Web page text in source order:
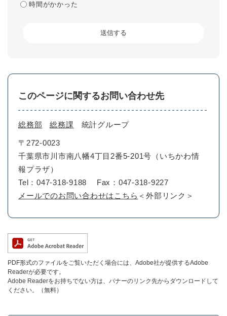
時間がかかった
このページに関するお問い合わせ先
総務部 総務課 統計グループ
〒272-0023
千葉県市川市南八幡4丁目2番5-201号（いちかわ情
報プラザ）
Tel：047-318-9188
Fax：047-318-9227
メールでのお問い合わせはこちら ＜外部リンク＞
PDF形式のファイルをご覧いただく場合には、Adobe社が提供するAdobe
Readerが必要です。
Adobe Readerをお持ちでない方は、バナーのリンク先からダウンロードして
ください。（無料）